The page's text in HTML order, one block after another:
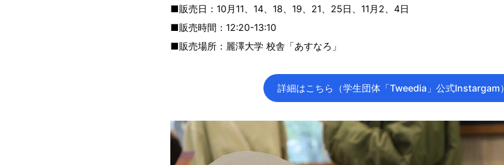
■販売日：10月11、14、18、19、21、25日、11月2、4日
■販売時間：12:20-13:10
■販売場所：麗澤大学 校舎「あすなろ」
詳細はこちら（学生団体「Tweedia」公式Instargam）